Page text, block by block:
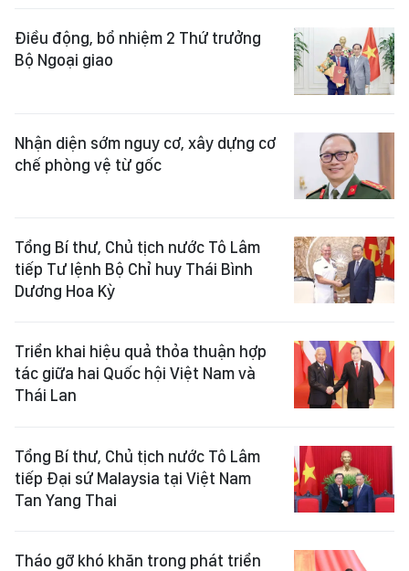
Điều động, bổ nhiệm 2 Thứ trưởng
Bộ Ngoại giao
Nhận diện sớm nguy cơ, xây dựng cơ
chế phòng vệ từ gốc
Tổng Bí thư, Chủ tịch nước Tô Lâm
tiếp Tư lệnh Bộ Chỉ huy Thái Bình
Dương Hoa Kỳ
Triển khai hiệu quả thỏa thuận hợp
tác giữa hai Quốc hội Việt Nam và
Thái Lan
Tổng Bí thư, Chủ tịch nước Tô Lâm
tiếp Đại sứ Malaysia tại Việt Nam
Tan Yang Thai
Tháo gỡ khó khăn trong phát triển